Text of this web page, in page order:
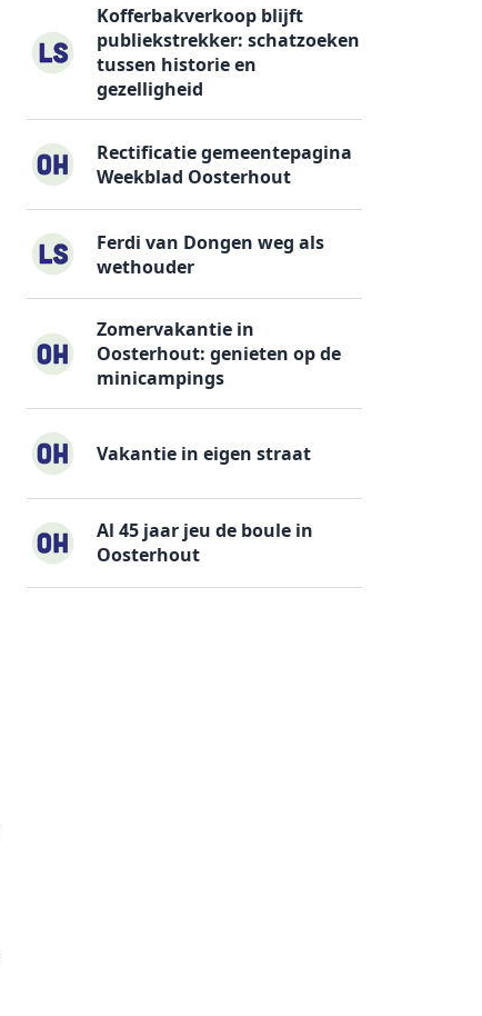
Kofferbakverkoop blijft
publiekstrekker: schatzoeken
tussen historie en
gezelligheid
Rectificatie gemeentepagina
Weekblad Oosterhout
Ferdi van Dongen weg als
wethouder
Zomervakantie in
Oosterhout: genieten op de
minicampings
Vakantie in eigen straat
Al 45 jaar jeu de boule in
Oosterhout